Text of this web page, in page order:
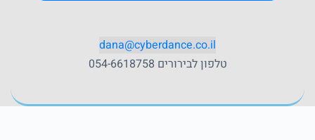
dana@cyberdance.co.il
טלפון לבירורים 054-6618758